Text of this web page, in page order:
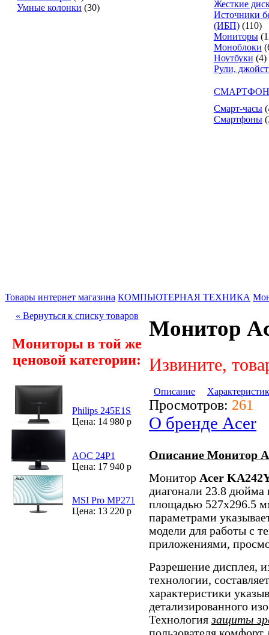
Умные колонки (30)
Жесткие
Источники
(ИБП) (110)
Мониторы
Моноблоки
Ноутбуки (4)
Рули,
Смарт-часы
Смартфоны
Товары интернет магазина КОМПЬЮТЕРНАЯ ТЕХНИКА
« Вернуться к списку товаров
Мониторы в той же
ценовой категории:
Philips 245E1S
Цена: 14 980 р
AOC 24P1
Цена: 17 940 р
MSI Pro MP271
Цена: 13 220 р
Монитор
Извините,
Описание
Просмотров: 261
О бренде Acer
Описание Монитор
Монитор Acer
диагонали 23.8 дюйма
площадью 527x296.5
параметрами
модели для работы с
приложениями,
Разрешение дисплея,
технологии,
характеристики
детализированного
Технологиязащиты